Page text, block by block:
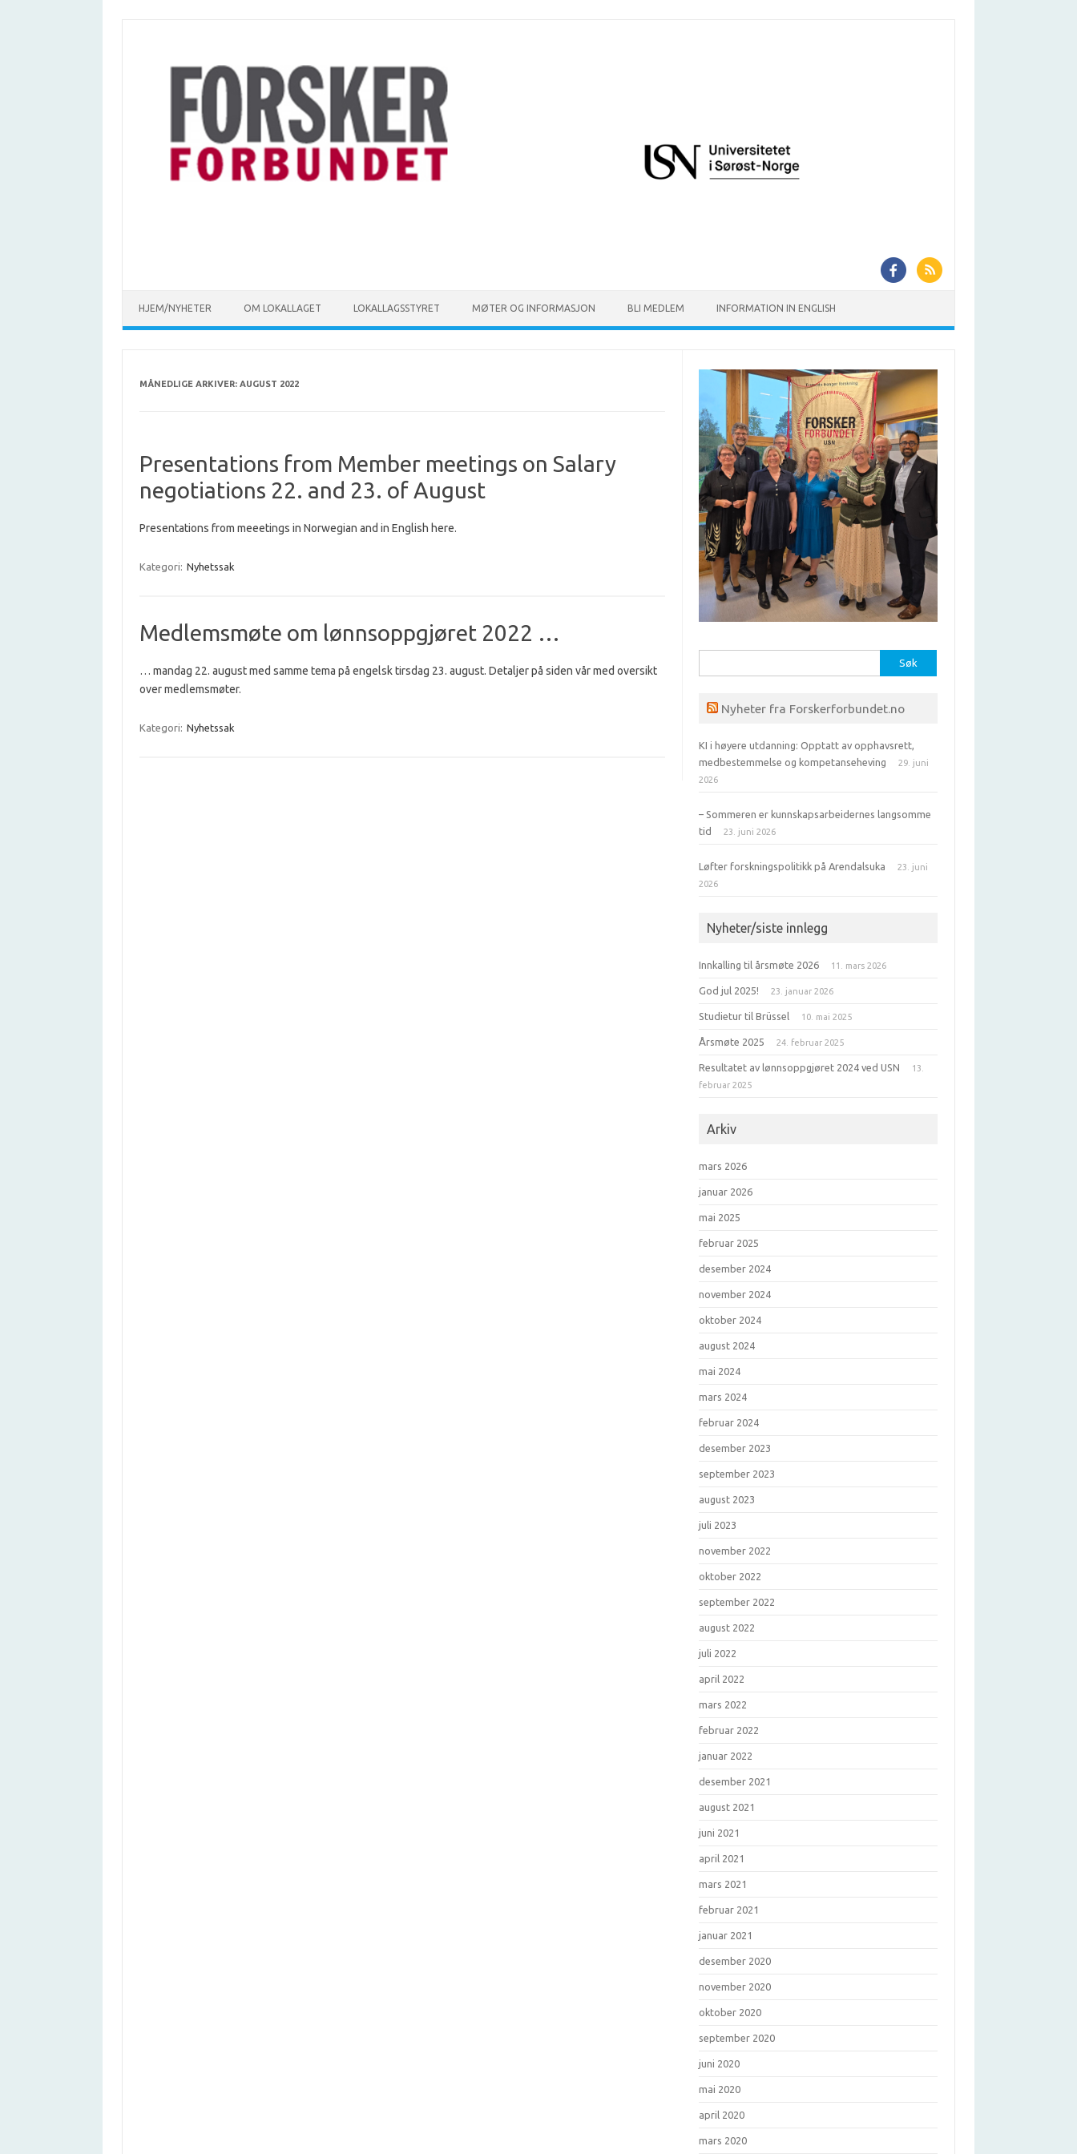
HJEM/NYHETER OM LOKALLAGET LOKALLAGSSTYRET MØTER OG INFORMASJON BLI MEDLEM INFORMATION IN ENGLISH
MÅNEDLIGE ARKIVER: AUGUST 2022
Presentations from Member meetings on Salary
negotiations 22. and 23. of August
Presentations from meeetings in Norwegian and in English here.
Kategori: Nyhetssak
Medlemsmøte om lønnsoppgjøret 2022 …
… mandag 22. august med samme tema på engelsk tirsdag 23. august. Detaljer på siden vår med oversikt
over medlemsmøter.
Kategori: Nyhetssak
etter:
Nyheter fra Forskerforbundet.no
KI i høyere utdanning: Opptatt av opphavsrett,
medbestemmelse og kompetanseheving
29. juni
2026
– Sommeren er kunnskapsarbeidernes langsomme
tid
23. juni 2026
Løfter forskningspolitikk på Arendalsuka
23. juni
2026
Nyheter/siste innlegg
Innkalling til årsmøte 2026 11. mars 2026
God jul 2025! 23. januar 2026
Studietur til Brüssel 10. mai 2025
Årsmøte 2025 24. februar 2025
Resultatet av lønnsoppgjøret 2024 ved USN
13.
februar 2025
Arkiv
mars 2026
januar 2026
mai 2025
februar 2025
desember 2024
november 2024
oktober 2024
august 2024
mai 2024
mars 2024
februar 2024
desember 2023
september 2023
august 2023
juli 2023
november 2022
oktober 2022
september 2022
august 2022
juli 2022
april 2022
mars 2022
februar 2022
januar 2022
desember 2021
august 2021
juni 2021
april 2021
mars 2021
februar 2021
januar 2021
desember 2020
november 2020
oktober 2020
september 2020
juni 2020
mai 2020
april 2020
mars 2020